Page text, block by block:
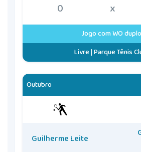
0
x
Jogo com WO
Livre | Parque Tênis
Outubro
Guilherme Leite